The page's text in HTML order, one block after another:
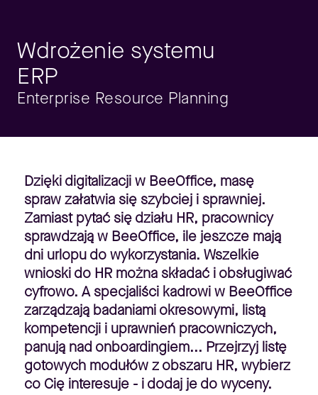
Wdrożenie systemu
ERP
Enterprise Resource Planning
Dzięki digitalizacji w BeeOffice, masę
spraw załatwia się szybciej i sprawniej.
Zamiast pytać się działu HR, pracownicy
sprawdzają w BeeOffice, ile jeszcze mają
dni urlopu do wykorzystania. Wszelkie
wnioski do HR można składać i obsługiwać
cyfrowo. A specjaliści kadrowi w BeeOffice
zarządzają badaniami okresowymi, listą
kompetencji i uprawnień pracowniczych,
panują nad onboardingiem... Przejrzyj listę
gotowych modułów z obszaru HR, wybierz
co Cię interesuje - i dodaj je do wyceny.